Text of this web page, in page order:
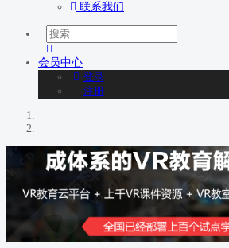
联系我们
会员中心
登录
注册